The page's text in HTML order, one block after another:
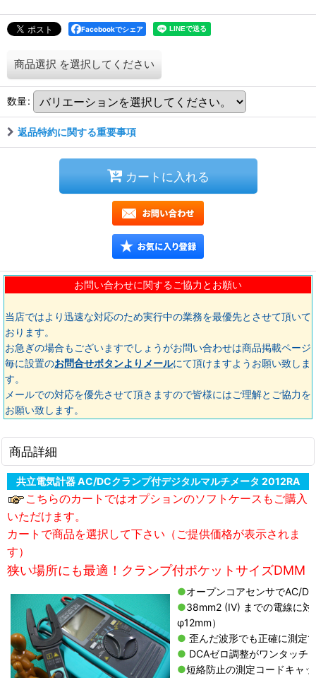
Facebookでシェア
商品選択 を選択してください
数量:
返品特約に関する重要事項
カートに入れる
お問い合わせに関するご協力とお願い
当店ではより迅速な対応のため実行中の業務を最優先とさせて頂いて
おります。
お急ぎの場合もございますでしょうがお問い合わせは商品掲載ページ
毎に設置のお問合せボタンよりメールにて頂けますようお願い致しま
す。
メールでの対応を優先させて頂きますので皆様にはご理解とご協力を
お願い致します。
商品詳細
共立電気計器 AC/DCクランプ付デジタルマルチメータ 2012RA
こちらのカートではオプションのソフトケースもご購入
いただけます。
カートで商品を選択して下さい（ご提供価格が表示されま
す）
狭い場所にも最適！クランプ付ポケットサイズDMM
●オープンコアセンサでAC/
●38mm2 (IV) までの電線に対
φ12mm）
● 歪んだ波形でも正確に測定
● DCAゼロ調整がワンタッチ
●短絡防止の測定コードキャ